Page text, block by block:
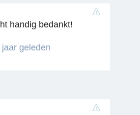
handig bedankt!
jaar geleden